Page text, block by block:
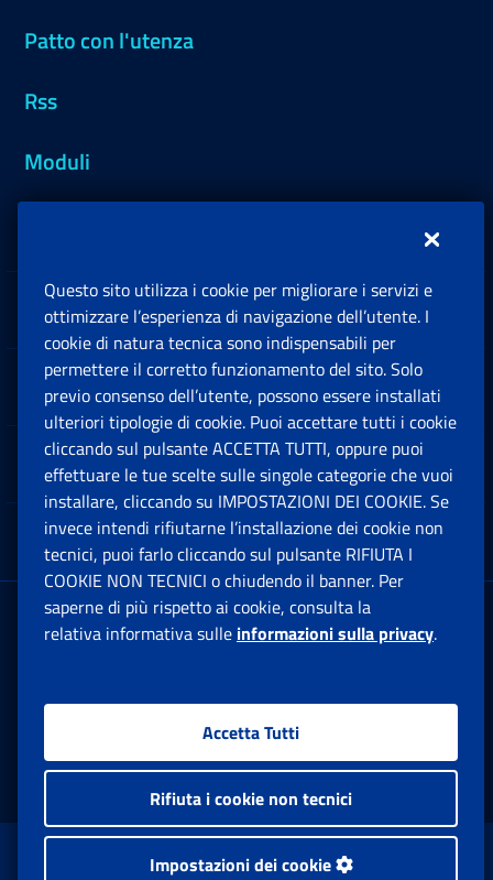
Patto con l'utenza
Rss
Moduli
Sedi e Contatti
Software
Note Legali
App mobile
Sede Legale : Via Ciro il Grande, 21
00144 Roma
Facebook: Apre una nuova finestra
Twitter: Apre una nuova finestra
Whatsapp: Apre una nuova
Youtube: Apre una
Instagram:
www.inps.gov.it © 1997-2026
Questo sito utilizza i cookie per migliorare i servizi e
ottimizzare l’esperienza di navigazione dell’utente. I
cookie di natura tecnica sono indispensabili per
permettere il corretto funzionamento del sito. Solo
previo consenso dell’utente, possono essere installati
ulteriori tipologie di cookie. Puoi accettare tutti i cookie
cliccando sul pulsante ACCETTA TUTTI, oppure puoi
effettuare le tue scelte sulle singole categorie che vuoi
installare, cliccando su IMPOSTAZIONI DEI COOKIE. Se
invece intendi rifiutarne l’installazione dei cookie non
tecnici, puoi farlo cliccando sul pulsante RIFIUTA I
COOKIE NON TECNICI o chiudendo il banner. Per
saperne di più rispetto ai cookie, consulta la
relativa informativa sulle informazioni sulla privacy.
Accetta Tutti
Rifiuta i cookie non tecnici
Impostazioni dei cookie